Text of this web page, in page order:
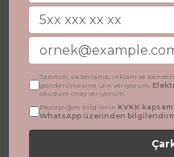
Miniğimin Cicileri (9-24 Ay) Kozmomont Dino Erkek Bebek Montu - Lacivert
Tanıtım, pazarlama, reklam ve
gönderilmesine izin veriyorum.
okudum onay veriyorum.
Paylaştığım bilgilerin KVKK
WhatsApp üzerinden